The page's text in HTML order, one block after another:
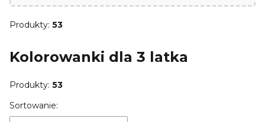
Produkty: 53
Kolorowanki dla 3 latka
Produkty: 53
Lista produktów
Sortowanie: